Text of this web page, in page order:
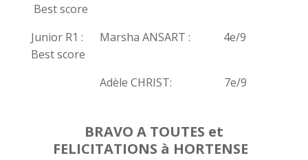
Best score
Junior R1 : Marsha ANSART : 4e/9
Best score
Adèle CHRIST: 7e/9
BRAVO A TOUTES et
FELICITATIONS à HORTENSE